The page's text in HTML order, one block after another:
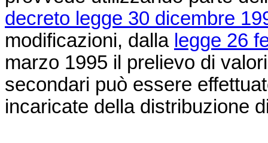
decreto legge 30 dicembre
modificazioni, dalla legge 26
marzo 1995 il prelievo di
secondari può essere
incaricate della distribuzione